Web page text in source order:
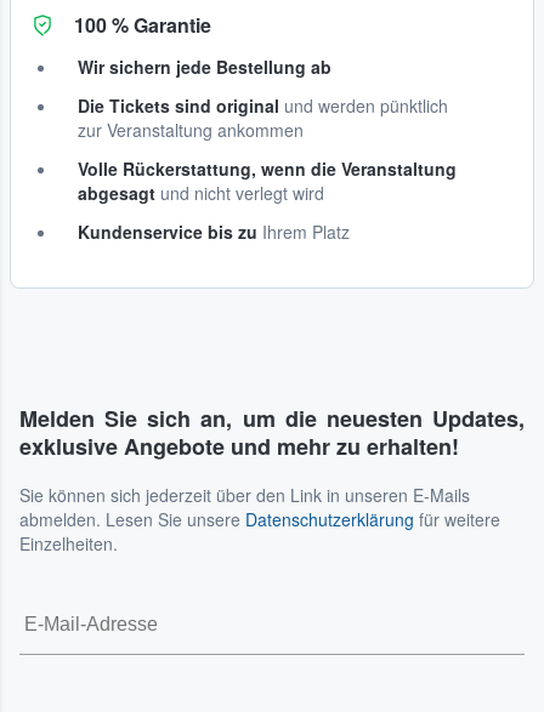
100 % Garantie
Wir sichern jede Bestellung ab
Die Tickets sind original und werden pünktlich
zur Veranstaltung ankommen
Volle Rückerstattung, wenn die Veranstaltung
abgesagt und nicht verlegt wird
Kundenservice bis zu Ihrem Platz
Melden Sie sich an, um die neuesten Updates,
exklusive Angebote und mehr zu erhalten!
Sie können sich jederzeit über den Link in unseren E-Mails
abmelden. Lesen Sie unsere Datenschutzerklärung für weitere
Einzelheiten.